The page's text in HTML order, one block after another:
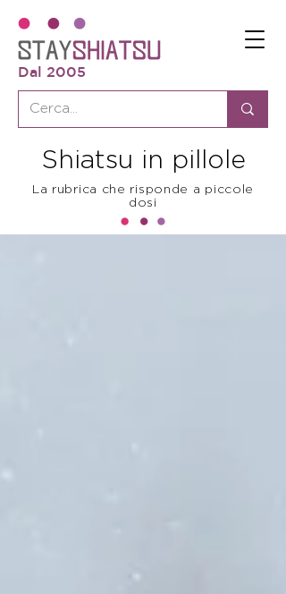
Dal 2005
Shiatsu in pillole
La rubrica che risponde a piccole
dosi